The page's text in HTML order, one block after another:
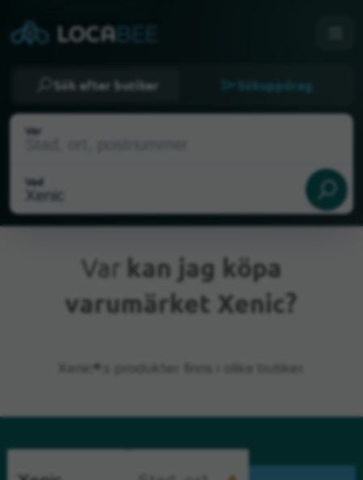
Sök efter butiker Sökuppdrag
Var
Vad
Nuvarande plats
Var kan jag köpa
varumärket Xenic?
Xenic®:s produkter finns i olika butiker.